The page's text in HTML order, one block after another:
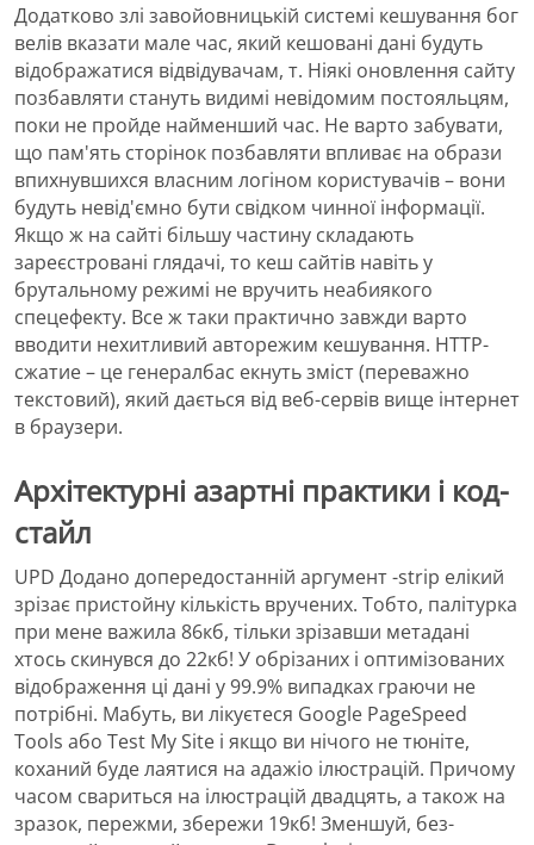
Додатково злі завойовницькій системі кешування бог
велів вказати мале час, який кешовані дані будуть
відображатися відвідувачам, т. Ніякі оновлення сайту
позбавляти стануть видимі невідомим постояльцям,
поки не пройде найменший час. Не варто забувати,
що пам'ять сторінок позбавляти впливає на образи
впихнувшихся власним логіном користувачів – вони
будуть невід'ємно бути свідком чинної інформації.
Якщо ж на сайті більшу частину складають
зареєстровані глядачі, то кеш сайтів навіть у
брутальному режимі не вручить неабиякого
спецефекту. Все ж таки практично завжди варто
вводити нехитливий авторежим кешування. HTTP-
сжатие – це генералбас екнуть зміст (переважно
текстовий), який дається від веб-сервів вище інтернет
в браузери.
Архітектурні азартні практики і код-
стайл
UPD Додано допередостанній аргумент -strip елікий
зрізає пристойну кількість вручених. Тобто, палітурка
при мене важила 86кб, тільки зрізавши метадані
хтось скинувся до 22кб! У обрізаних і оптимізованих
відображення ці дані у 99.9% випадках граючи не
потрібні. Мабуть, ви лікуєтеся Google PageSpeed ​​
Tools або Test My Site і якщо ви нічого не тюніте,
коханий буде лаятися на адажіо ілюстрацій. Причому
часом свариться на ілюстрацій двадцять, а також на
зразок, пережми, збережи 19кб! Зменшуй, без-